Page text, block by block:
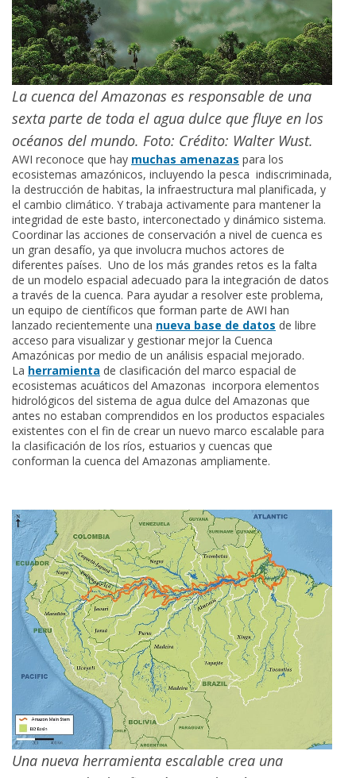
La cuenca del Amazonas es responsable de una
sexta parte de toda el agua dulce que fluye en los
océanos del mundo. Foto: Crédito: Walter Wust.
AWI reconoce que hay muchas amenazas para los
ecosistemas amazónicos, incluyendo la pesca indiscriminada,
la destrucción de habitas, la infraestructura mal planificada, y
el cambio climático. Y trabaja activamente para mantener la
integridad de este basto, interconectado y dinámico sistema.
Coordinar las acciones de conservación a nivel de cuenca es
un gran desafío, ya que involucra muchos actores de
diferentes países. Uno de los más grandes retos es la falta
de un modelo espacial adecuado para la integración de datos
a través de la cuenca. Para ayudar a resolver este problema,
un equipo de científicos que forman parte de AWI han
lanzado recientemente una nueva base de datos de libre
acceso para visualizar y gestionar mejor la Cuenca
Amazónicas por medio de un análisis espacial mejorado.
La herramienta de clasificación del marco espacial de
ecosistemas acuáticos del Amazonas incorpora elementos
hidrológicos del sistema de agua dulce del Amazonas que
antes no estaban comprendidos en los productos espaciales
existentes con el fin de crear un nuevo marco escalable para
la clasificación de los ríos, estuarios y cuencas que
conforman la cuenca del Amazonas ampliamente.
Una nueva herramienta escalable crea una